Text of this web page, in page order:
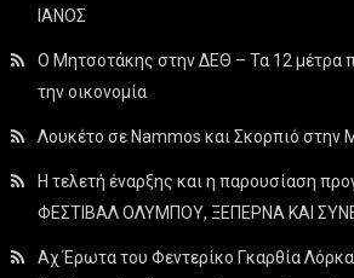
ΙΑΝΟΣ
Ο Μητσοτάκης στην ΔΕΘ – Τα 12 μέτρα
την οικονομία
Λουκέτο σε Nammos και Σκορπιό στην
Η τελετή έναρξης και η παρουσίαση
ΦΕΣΤΙΒΑΛ ΟΛΥΜΠΟΥ, ΞΕΠΕΡΝΑ ΚΑΙ
Αχ Έρωτα του Φεντερίκο Γκαρθία